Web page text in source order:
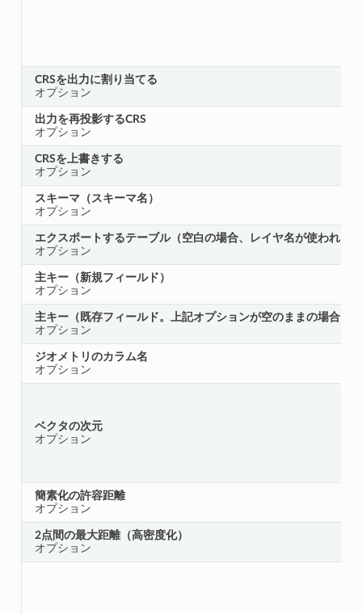
CRSを出力に割り当てる
オプション
出力を再投影するCRS
オプション
CRSを上書きする
オプション
スキーマ（スキーマ名）
オプション
エクスポートするテーブル（空白の場合、レイヤ名が使われま
オプション
主キー（新規フィールド）
オプション
主キー（既存フィールド。上記オプションが空のままの場合に
オプション
ジオメトリのカラム名
オプション
ベクタの次元
オプション
簡素化の許容距離
オプション
2点間の最大距離（高密度化）
オプション